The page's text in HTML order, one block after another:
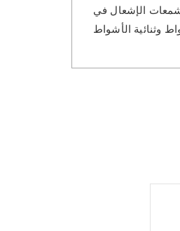
فلتر الزيت وشمعات الإشعال في